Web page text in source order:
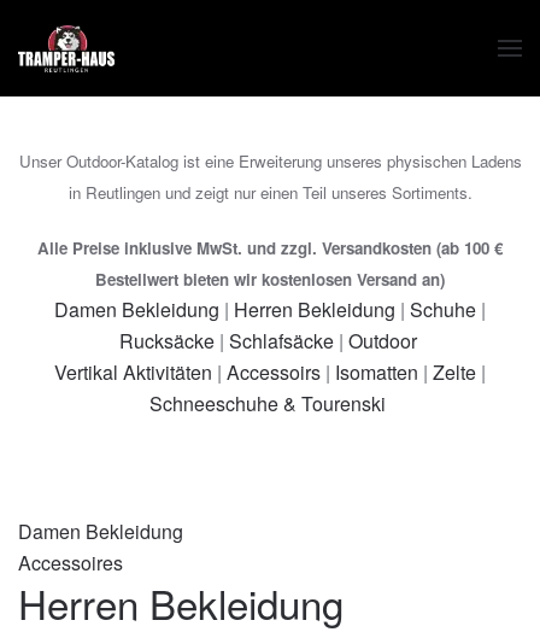
Zum Hauptinhalt springen
Unser Outdoor-Katalog ist eine Erweiterung unseres physischen Ladens
in Reutlingen und zeigt nur einen Teil unseres Sortiments.
Alle Preise inklusive MwSt. und zzgl. Versandkosten (ab 100 €
Bestellwert bieten wir kostenlosen Versand an)
Damen Bekleidung | Herren Bekleidung | Schuhe |
Rucksäcke| Schlafsäcke| Outdoor
Vertikal Aktivitäten | Accessoirs | Isomatten | Zelte |
Schneeschuhe & Tourenski
Damen Bekleidung
Accessoires
Herren Bekleidung